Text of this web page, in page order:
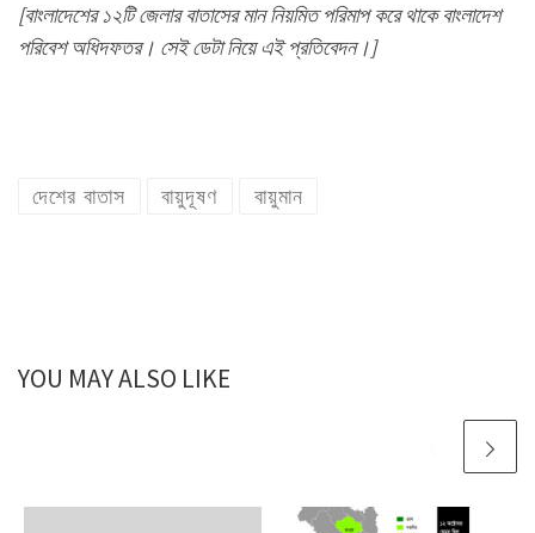
[বাংলাদেশের ১২টি জেলার বাতাসের মান নিয়মিত পরিমাপ করে থাকে বাংলাদেশ
পরিবেশ অধিদফতর। সেই ডেটা নিয়ে এই প্রতিবেদন।]
দেশের বাতাস বায়ুদূষণ বায়ুমান
YOU MAY ALSO LIKE